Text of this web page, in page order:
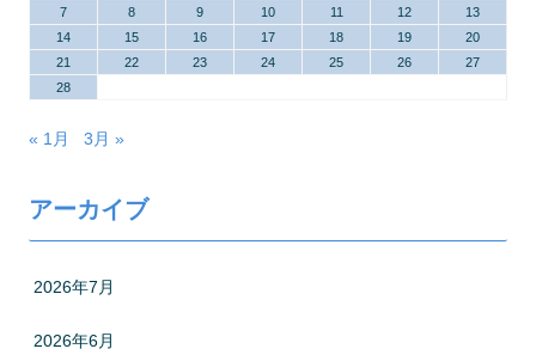
7
8 9 10 11 12
13
14
15 16 17 18 19
20
21
22 23 24 25 26
27
28
« 1月 3月 »
アーカイブ
2026年7月
2026年6月